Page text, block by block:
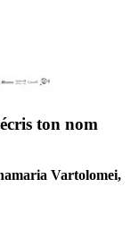
ton nom
Vartolomei,